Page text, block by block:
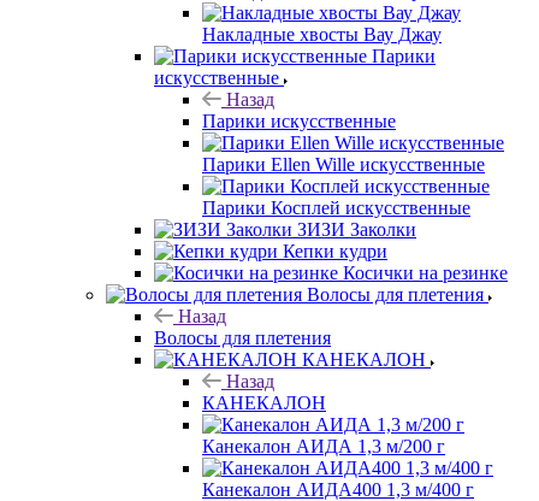
Накладные хвосты Вау Джау
Парики
искусственные
Назад
Парики искусственные
Парики Ellen Wille искусственные
Парики Косплей искусственные
ЗИЗИ Заколки
Кепки кудри
Косички на резинке
Волосы для плетения
Назад
Волосы для плетения
КАНЕКАЛОН
Назад
КАНЕКАЛОН
Канекалон АИДА 1,3 м/200 г
Канекалон АИДА400 1,3 м/400 г